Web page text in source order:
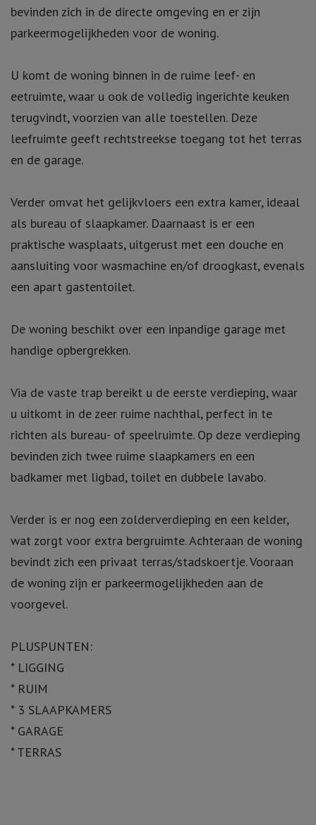
bevinden zich in de directe omgeving en er zijn
parkeermogelijkheden voor de woning.
U komt de woning binnen in de ruime leef- en
eetruimte, waar u ook de volledig ingerichte keuken
terugvindt, voorzien van alle toestellen. Deze
leefruimte geeft rechtstreekse toegang tot het terras
en de garage.
Verder omvat het gelijkvloers een extra kamer, ideaal
als bureau of slaapkamer. Daarnaast is er een
praktische wasplaats, uitgerust met een douche en
aansluiting voor wasmachine en/of droogkast, evenals
een apart gastentoilet.
De woning beschikt over een inpandige garage met
handige opbergrekken.
Via de vaste trap bereikt u de eerste verdieping, waar
u uitkomt in de zeer ruime nachthal, perfect in te
richten als bureau- of speelruimte. Op deze verdieping
bevinden zich twee ruime slaapkamers en een
badkamer met ligbad, toilet en dubbele lavabo.
Verder is er nog een zolderverdieping en een kelder,
wat zorgt voor extra bergruimte. Achteraan de woning
bevindt zich een privaat terras/stadskoertje. Vooraan
de woning zijn er parkeermogelijkheden aan de
voorgevel.
PLUSPUNTEN:
* LIGGING
* RUIM
* 3 SLAAPKAMERS
* GARAGE
* TERRAS